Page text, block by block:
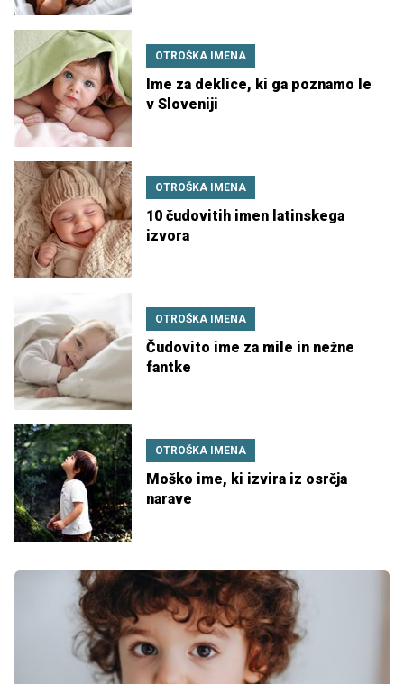
OTROŠKA IMENA
Ime za deklice, ki ga poznamo le
v Sloveniji
OTROŠKA IMENA
10 čudovitih imen latinskega
izvora
OTROŠKA IMENA
Čudovito ime za mile in nežne
fantke
OTROŠKA IMENA
Moško ime, ki izvira iz osrčja
narave